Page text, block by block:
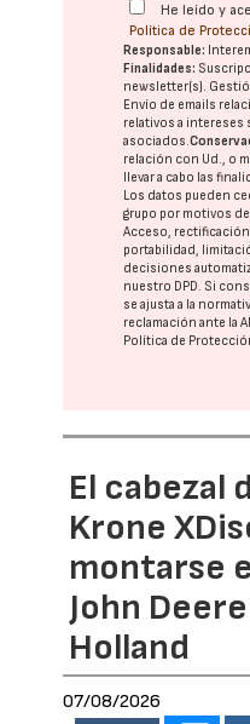
He leído y
Política de
Responsable:
Finalidades:
newsletter(s).
Envío de emails
relativos a intereses
asociados.
relación con Ud., o
llevar a cabo las
Los datos pueden
grupo por motivos
Acceso,
portabilidad,
decisiones
nuestro DPD. Si
se ajusta a la
reclamación ante la
Política de
El cabezal
Krone
montarse
John
Holland
07/08/2026